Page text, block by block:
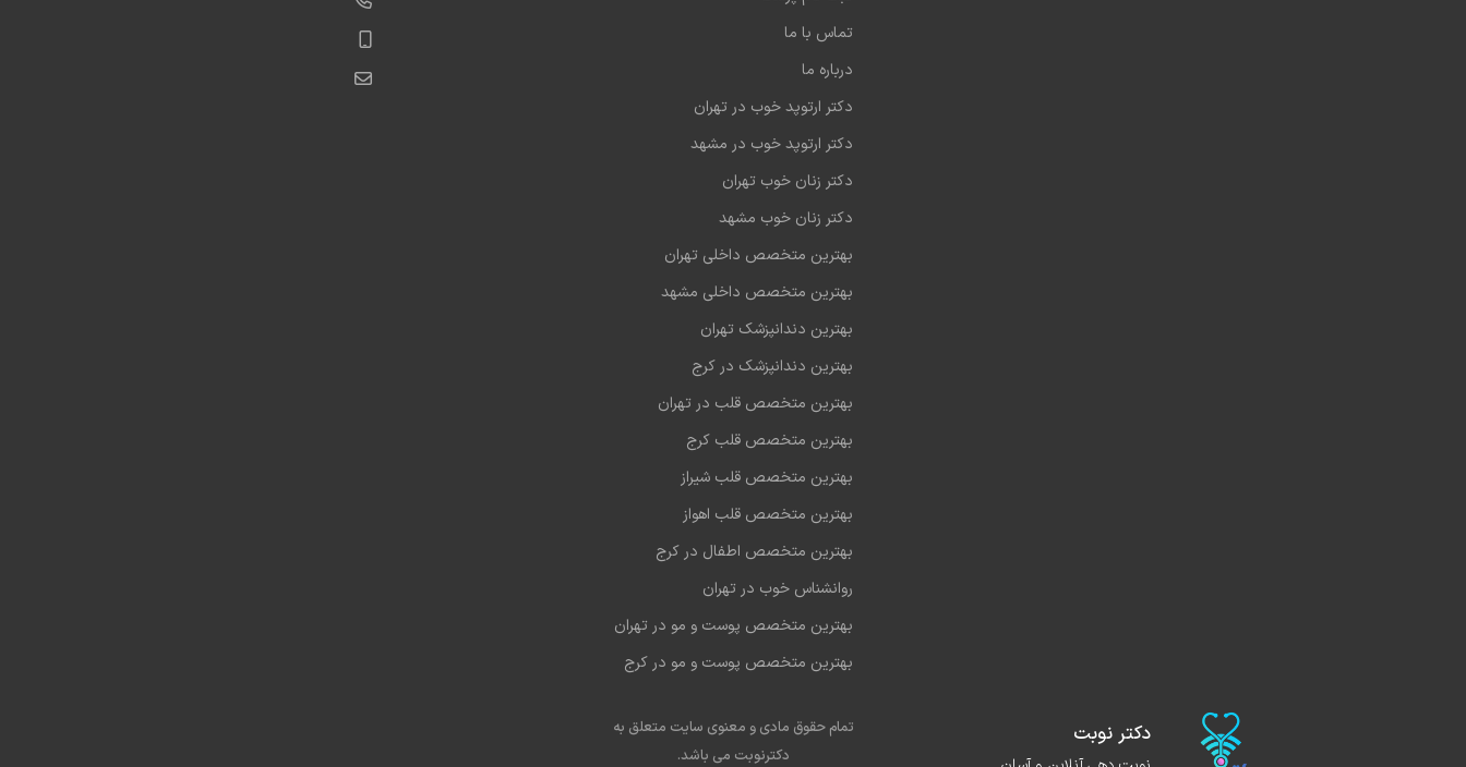
تماس با ما
درباره ما
دکتر ارتوپد خوب در تهران
دکتر ارتوپد خوب در مشهد
دکتر زنان خوب تهران
دکتر زنان خوب مشهد
بهترین متخصص داخلی تهران
بهترین متخصص داخلی مشهد
بهترین دندانپزشک تهران
بهترین دندانپزشک در کرج
بهترین متخصص قلب در تهران
بهترین متخصص قلب کرج
بهترین متخصص قلب شیراز
بهترین متخصص قلب اهواز
بهترین متخصص اطفال در کرج
روانشناس خوب در تهران
بهترین متخصص پوست و مو در تهران
بهترین متخصص پوست و مو در کرج
دکتر نوبت
تمام حقوق مادی و معنوی سایت متعلق به
دکترنوبت می باشد.